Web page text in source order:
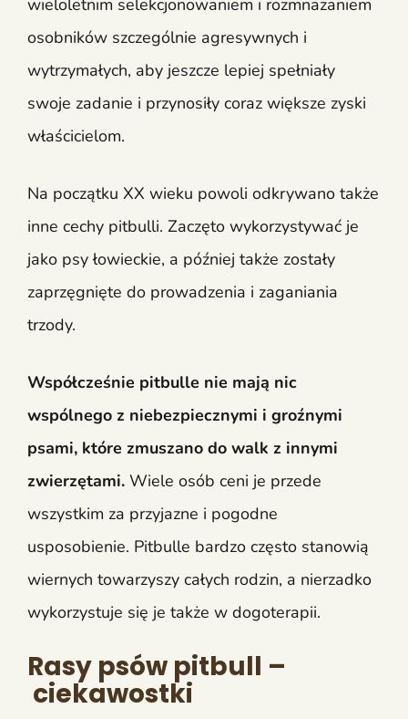
wieloletnim selekcjonowaniem i rozmnażaniem
osobników szczególnie agresywnych i
wytrzymałych, aby jeszcze lepiej spełniały
swoje zadanie i przynosiły coraz większe zyski
właścicielom.
Na początku XX wieku powoli odkrywano także
inne cechy pitbulli. Zaczęto wykorzystywać je
jako psy łowieckie, a później także zostały
zaprzęgnięte do prowadzenia i zaganiania
trzody.
Współcześnie pitbulle nie mają nic
wspólnego z niebezpiecznymi i groźnymi
psami, które zmuszano do walk z innymi
zwierzętami. Wiele osób ceni je przede
wszystkim za przyjazne i pogodne
usposobienie. Pitbulle bardzo często stanowią
wiernych towarzyszy całych rodzin, a nierzadko
wykorzystuje się je także w dogoterapii.
Rasy psów pitbull –
ciekawostki